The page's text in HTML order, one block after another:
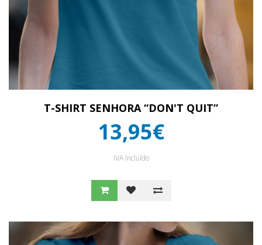
T-SHIRT SENHORA “DON'T QUIT”
13,95€
IVA Incluído